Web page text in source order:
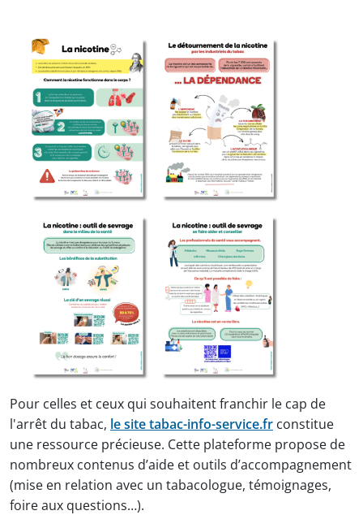
Pour celles et ceux qui souhaitent franchir le cap de
l'arrêt du tabac, le site tabac-info-service.fr constitue
une ressource précieuse. Cette plateforme propose de
nombreux contenus d’aide et outils d’accompagnement
(mise en relation avec un tabacologue, témoignages,
foire aux questions…).